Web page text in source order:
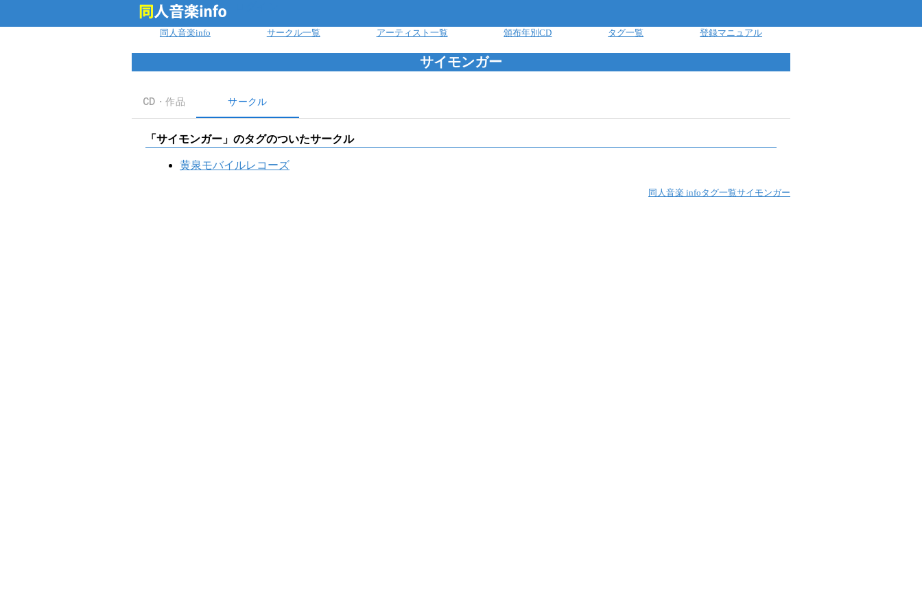
同人音楽info サークル一覧 アーティスト一覧 頒布年別CD タグ一覧 登録マニュアル
サイモンガー
CD・作品 サークル
「 サイモンガー 」のタグのついたサークル
黄泉モバイルレコーズ
同人音楽 infoタグ一覧サイモンガー